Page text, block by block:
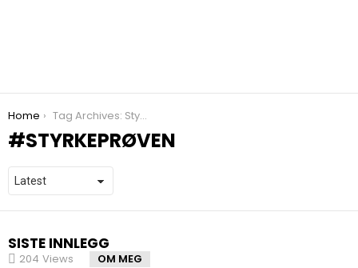
You are here:
Home Tag Archives: Styrkeprøven
STYRKEPRØVEN
SISTE INNLEGG
204 Views OM MEG